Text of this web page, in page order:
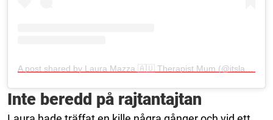
Inte beredd på rajtantajtan